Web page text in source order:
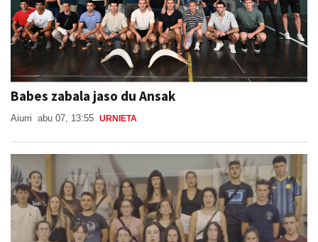
Babes zabala jaso du Ansak
Aiurri abu 07, 13:55 URNIETA